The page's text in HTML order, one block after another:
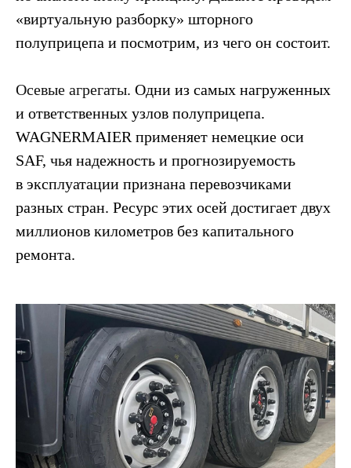
«виртуальную разборку» шторного
полуприцепа и посмотрим, из чего он состоит.
Осевые агрегаты. Одни из самых нагруженных
и ответственных узлов полуприцепа.
WAGNERMAIER применяет немецкие оси
SAF, чья надежность и прогнозируемость
в эксплуатации признана перевозчиками
разных стран. Ресурс этих осей достигает двух
миллионов километров без капитального
ремонта.